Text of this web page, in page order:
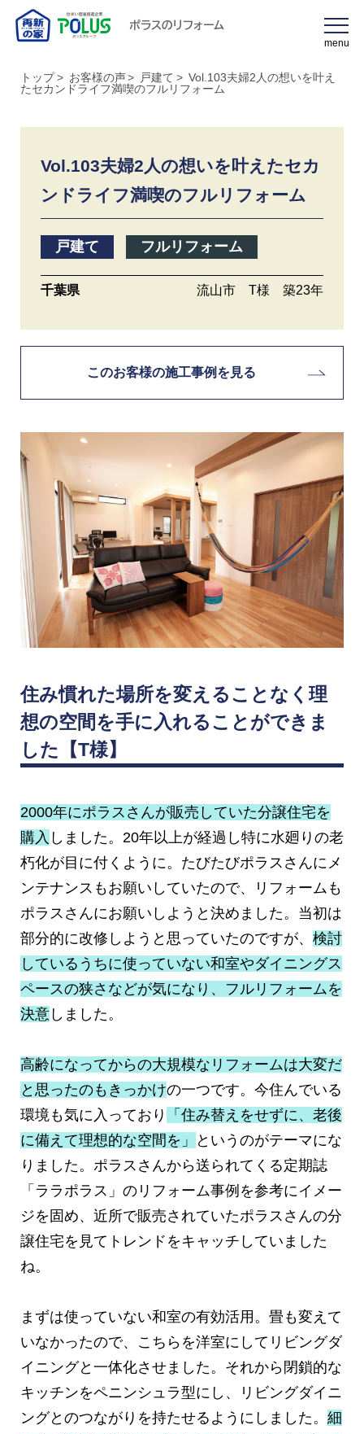
ポラスのリフォーム
menu
トップ お客様の声 戸建て
Vol.103夫婦2人の想いを叶え
たセカンドライフ満喫のフルリフォーム
Vol.103夫婦2人の想いを叶えたセカ
ンドライフ満喫のフルリフォーム
戸建て フルリフォーム
千葉県 流山市 T様 築23年
このお客様の施工事例を見る
住み慣れた場所を変えることなく理
想の空間を手に入れることができま
した【T様】
2000年にポラスさんが販売していた分譲住宅を
購入 しました。20年以上が経過し特に水廻りの老
朽化が目に付くように。たびたびポラスさんにメ
ンテナンスもお願いしていたので、リフォームも
ポラスさんにお願いしようと決めました。当初は
部分的に改修しようと思っていたのですが、 検討
しているうちに使っていない和室やダイニングス
ペースの狭さなどが気になり、フルリフォームを
決意 しました。
高齢になってからの大規模なリフォームは大変だ
と思ったのもきっかけの一つです。今住んでいる
環境も気に入っており
「住み替えをせずに、老後
に備えて理想的な空間を」
というのがテーマにな
りました。ポラスさんから送られてくる定期誌
「ララポラス」のリフォーム事例を参考にイメー
ジを固め、近所で販売されていたポラスさんの分
譲住宅を見てトレンドをキャッチしていました
ね。
まずは使っていない和室の有効活用。畳も変えて
いなかったので、こちらを洋室にしてリビングダ
イニングと一体化させました。それから閉鎖的な
キッチンをペニンシュラ型にし、リビングダイニ
ングとのつながりを持たせるようにしました。 細